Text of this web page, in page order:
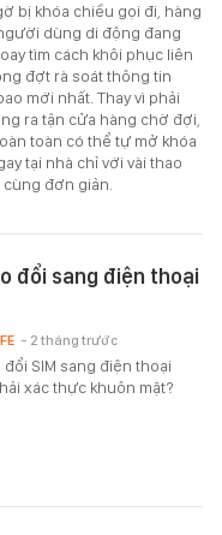
bị khóa chiều gọi đi, hàng
dùng di động đang
tìm cách khôi phục liên
đợt rà soát thông tin
mới nhất. Thay vì phải
ra tận cửa hàng chờ đợi,
toàn có thể tự mở khóa
tại nhà chỉ với vài thao
cùng đơn giản.
đổi sang điện thoại
đổi SIM sang điện thoại
xác thực khuôn mặt?
- 2 tháng trước